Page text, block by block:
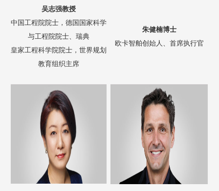
吴志强教授
中国工程院院士，德国国家科学
与工程院院士、瑞典
皇家工程科学院院士，世界规划
教育组织主席
朱健楠博士
欧卡智舶创始人、首席执行官